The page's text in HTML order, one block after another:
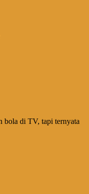
bola di TV, tapi ternyata